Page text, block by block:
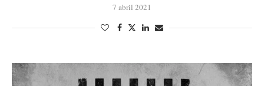
7 abril 2021